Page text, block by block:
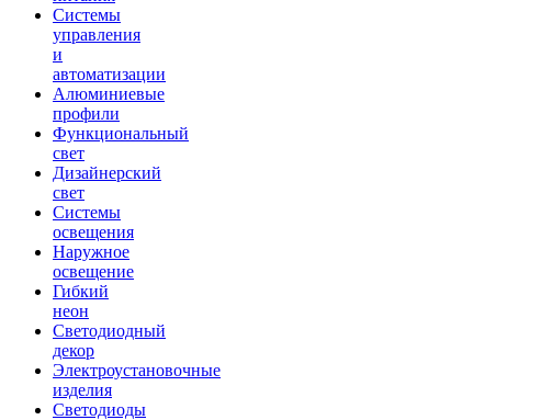
Системы
управления
и
автоматизации
Алюминиевые
профили
Функциональный
свет
Дизайнерский
свет
Системы
освещения
Наружное
освещение
Гибкий
неон
Светодиодный
декор
Электроустановочные
изделия
Светодиоды